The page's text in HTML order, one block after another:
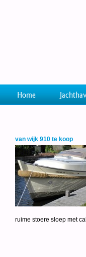
Home
van wijk 910 te koop
ruime stoere sloep met